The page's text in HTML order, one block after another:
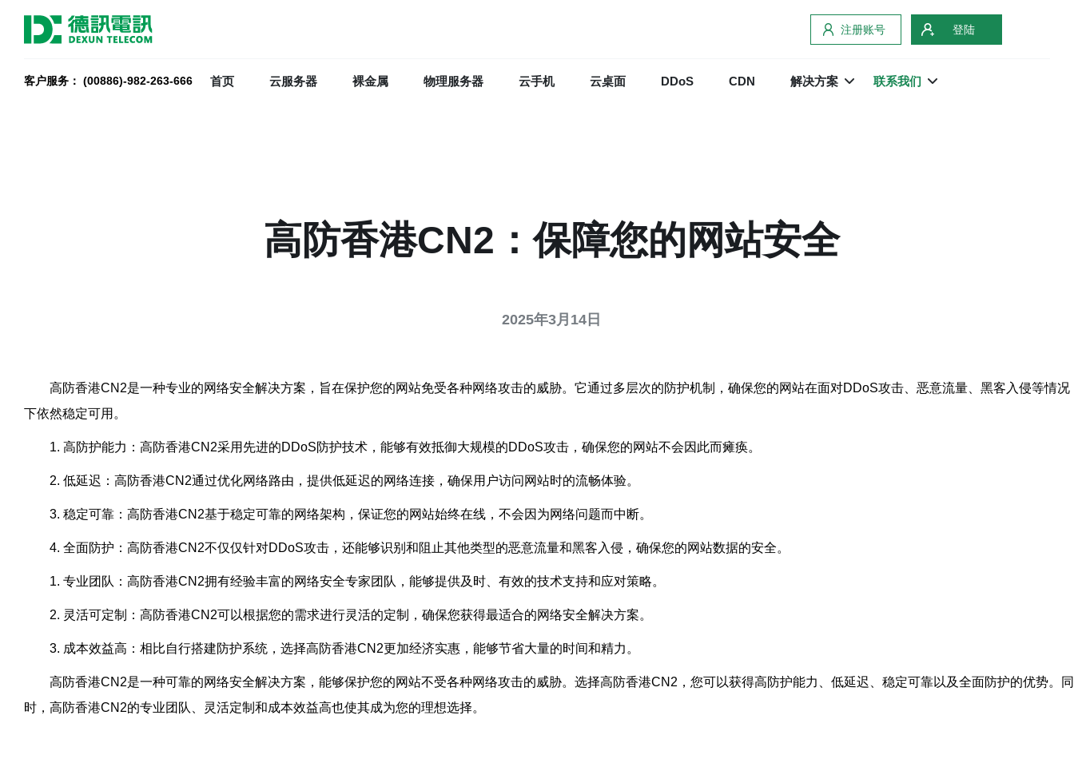
注册账号 登陆
客户服务： (00886)-982-263-666 首页 云服务器 裸金属 物理服务器 云手机 云桌面 DDoS CDN 解决方案 联系我们
高防香港CN2：保障您的网站安全
2025年3月14日
高防香港CN2是一种专业的网络安全解决方案，旨在保护您的网站免受各种网络攻击的威胁。它通过多层次的防护机制，确保您的网站在面对DDoS攻击、恶意流量、黑客入侵等情况
下依然稳定可用。
1. 高防护能力：高防香港CN2采用先进的DDoS防护技术，能够有效抵御大规模的DDoS攻击，确保您的网站不会因此而瘫痪。
2. 低延迟：高防香港CN2通过优化网络路由，提供低延迟的网络连接，确保用户访问网站时的流畅体验。
3. 稳定可靠：高防香港CN2基于稳定可靠的网络架构，保证您的网站始终在线，不会因为网络问题而中断。
4. 全面防护：高防香港CN2不仅仅针对DDoS攻击，还能够识别和阻止其他类型的恶意流量和黑客入侵，确保您的网站数据的安全。
1. 专业团队：高防香港CN2拥有经验丰富的网络安全专家团队，能够提供及时、有效的技术支持和应对策略。
2. 灵活可定制：高防香港CN2可以根据您的需求进行灵活的定制，确保您获得最适合的网络安全解决方案。
3. 成本效益高：相比自行搭建防护系统，选择高防香港CN2更加经济实惠，能够节省大量的时间和精力。
高防香港CN2是一种可靠的网络安全解决方案，能够保护您的网站不受各种网络攻击的威胁。选择高防香港CN2，您可以获得高防护能力、低延迟、稳定可靠以及全面防护的优势。同
时，高防香港CN2的专业团队、灵活定制和成本效益高也使其成为您的理想选择。